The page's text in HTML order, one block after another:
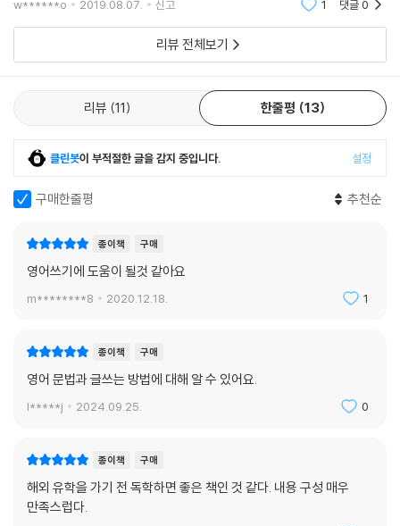
w******o 2019.08.07. 신고 1 댓글0
리뷰 전체보기
리뷰 11 한줄평 13
클린봇이 부적절한 글을 감지 중입니다. 설정
구매한줄평 추천순
종이책 구매
영어쓰기에 도움이 될것 같아요
m********8 2020.12.18. 1
종이책 구매
영어 문법과 글쓰는 방법에 대해 알 수 있어요.
l*****j 2024.09.25. 0
종이책 구매
해외 유학을 가기 전 독학하면 좋은 책인 것 같다. 내용 구성 매우
만족스럽다.